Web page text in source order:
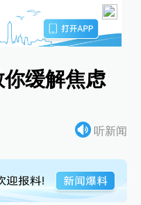
缓解焦虑
听新闻